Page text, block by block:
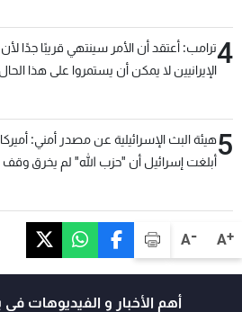
A+
A-
4ترامب: أعتقد أن الأمر سينتهي قريبًا جدًا لأن
الإيرانيين لا يمكن أن يستمروا على هذا الحال
5هيئة البث الإسرائيلية عن مصدر أمني: أميركا
أبلغت إسرائيل أن "حزب الله" لم يخرق وقف
أهم الأخبار و الفيديوهات في